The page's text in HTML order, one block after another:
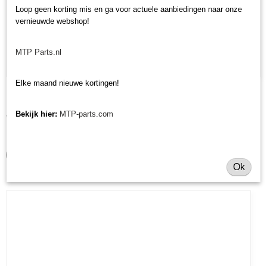
Bus verticuteerklepel Muratori MT29/MT30R
€ 7,21
Loop geen korting mis en ga voor actuele aanbiedingen naar onze
vernieuwde webshop!
MTP Parts.nl
Elke maand nieuwe kortingen!
Bekijk hier: MTP-parts.com
Ok